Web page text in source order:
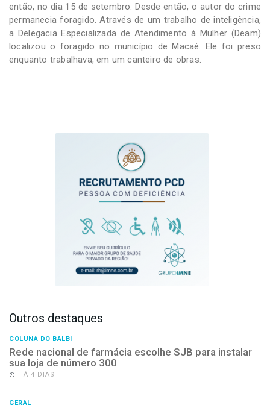
então, no dia 15 de setembro. Desde então, o autor do crime
permanecia foragido. Através de um trabalho de inteligência,
a Delegacia Especializada de Atendimento à Mulher (Deam)
localizou o foragido no município de Macaé. Ele foi preso
enquanto trabalhava, em um canteiro de obras.
Outros destaques
COLUNA DO BALBI
Rede nacional de farmácia escolhe SJB para instalar
sua loja de número 300
HÁ 4 DIAS
GERAL